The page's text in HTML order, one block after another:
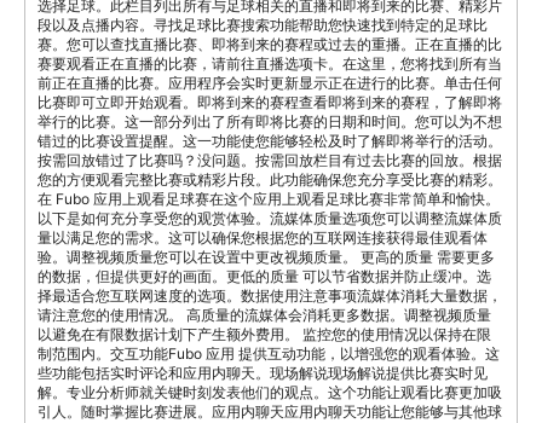
选择足球。此栏目列出所有与足球相关的直播和即将到来的比赛、精彩片
段以及点播内容。寻找足球比赛搜索功能帮助您快速找到特定的足球比
赛。您可以查找直播比赛、即将到来的赛程或过去的重播。正在直播的比
赛要观看正在直播的比赛，请前往直播选项卡。在这里，您将找到所有当
前正在直播的比赛。应用程序会实时更新显示正在进行的比赛。单击任何
比赛即可立即开始观看。即将到来的赛程查看即将到来的赛程，了解即将
举行的比赛。这一部分列出了所有即将比赛的日期和时间。您可以为不想
错过的比赛设置提醒。这一功能使您能够轻松及时了解即将举行的活动。
按需回放错过了比赛吗？没问题。按需回放栏目有过去比赛的回放。根据
您的方便观看完整比赛或精彩片段。此功能确保您充分享受比赛的精彩。
在 Fubo 应用上观看足球赛在这个应用上观看足球比赛非常简单和愉快。
以下是如何充分享受您的观赏体验。流媒体质量选项您可以调整流媒体质
量以满足您的需求。这可以确保您根据您的互联网连接获得最佳观看体
验。调整视频质量您可以在设置中更改视频质量。 更高的质量 需要更多
的数据，但提供更好的画面。更低的质量 可以节省数据并防止缓冲。选
择最适合您互联网速度的选项。数据使用注意事项流媒体消耗大量数据，
请注意您的使用情况。 高质量的流媒体会消耗更多数据。调整视频质量
以避免在有限数据计划下产生额外费用。 监控您的使用情况以保持在限
制范围内。交互功能Fubo 应用 提供互动功能，以增强您的观看体验。这
些功能包括实时评论和应用内聊天。现场解说现场解说提供比赛实时见
解。专业分析师就关键时刻发表他们的观点。这个功能让观看比赛更加吸
引人。随时掌握比赛进展。应用内聊天应用内聊天功能让您能够与其他球